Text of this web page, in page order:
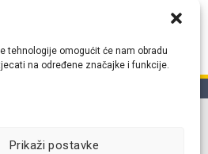
tehnologije omogućit će nam obradu
na određene značajke i funkcije.
Prikaži postavke